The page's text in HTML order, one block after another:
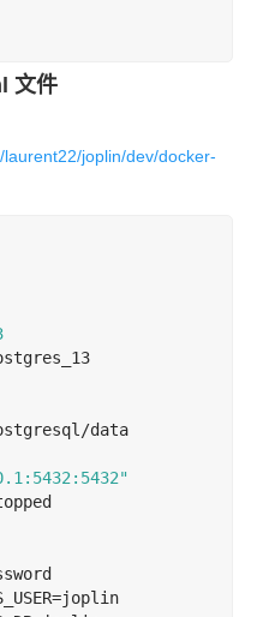
文件
joplin/dev/docker-
data